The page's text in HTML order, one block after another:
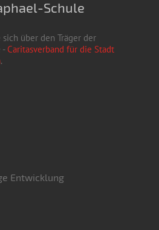
Schule
über den Träger der
-Caritasverband für die Stadt
.
Entwicklung